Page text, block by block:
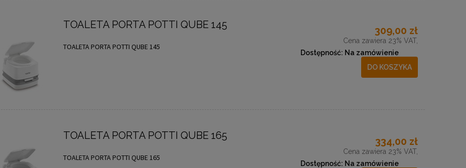
TOALETA PORTA POTTI QUBE 145
TOALETA PORTA POTTI QUBE 145
309,00 zł
Cena zawiera 23% VAT,
Dostępność: Na zamówienie
DO KOSZYKA
TOALETA PORTA POTTI QUBE 165
TOALETA PORTA POTTI QUBE 165
334,00 zł
Cena zawiera 23% VAT,
Dostępność: Na zamówienie